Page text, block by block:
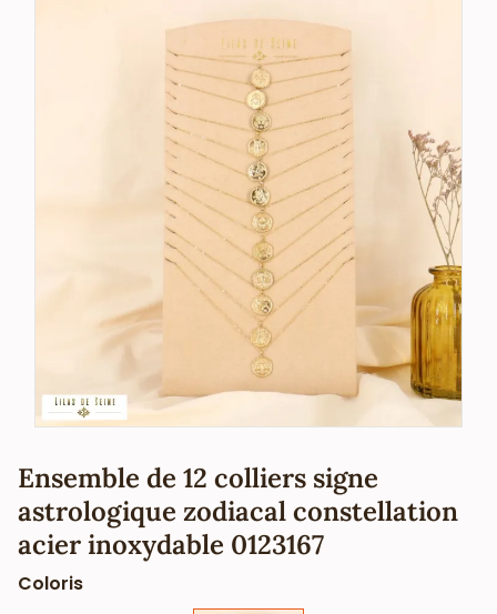
Ensemble de 12 colliers signe
astrologique zodiacal constellation
acier inoxydable 0123167
Coloris